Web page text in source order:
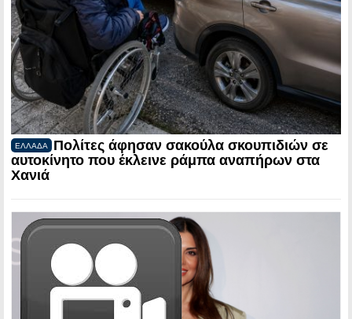
ΕΛΛΑΔΑ
Πολίτες άφησαν σακούλα σκουπιδιών σε
αυτοκίνητο που έκλεινε ράμπα αναπήρων στα
Χανιά